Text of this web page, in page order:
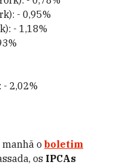
- 0,95%
- 1,18%
- 2,02%
o boletim
os IPCAs